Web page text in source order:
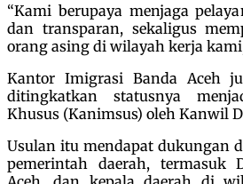
“Kami berupaya menjaga
dan transparan, sekaligus
orang asing di wilayah kerja
Kantor Imigrasi Banda Aceh
ditingkatkan statusnya
Khusus (Kanimsus) oleh Kanwil
Usulan itu mendapat dukungan
pemerintah daerah, termasuk